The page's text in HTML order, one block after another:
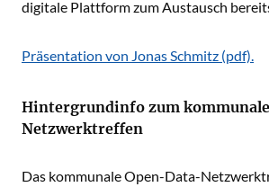
digitale Plattform zum Austausch
Präsentation von Jonas Schmitz (pdf).
Hintergrundinfo zum
Netzwerktreffen
Das kommunale Open-Data-